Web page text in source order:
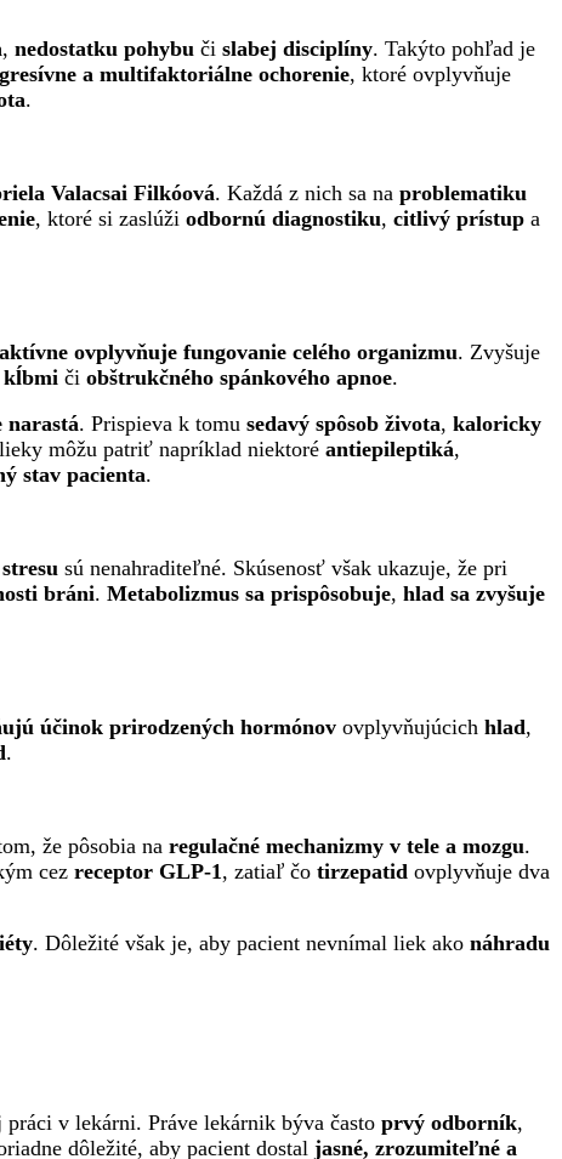
, nedostatku pohybu či slabej disciplíny. Takýto pohľad je
a multifaktoriálne ochorenie, ktoré ovplyvňuje
.
Valacsai Filkóová. Každá z nich sa na problematiku
, ktoré si zaslúži odbornú diagnostiku, citlivý prístup a
aktívne ovplyvňuje fungovanie celého organizmu. Zvyšuje
kĺbmi či obštrukčného spánkového apnoe.
narastá. Prispieva k tomu sedavý spôsob života, kaloricky
môžu patriť napríklad niektoré antiepileptiká,
stav pacienta.
sú nenahraditeľné. Skúsenosť však ukazuje, že pri
bráni. Metabolizmus sa prispôsobuje, hlad sa zvyšuje
účinok prirodzených hormónov ovplyvňujúcich hlad,
.
že pôsobia na regulačné mechanizmy v tele a mozgu.
cez receptor GLP-1 , zatiaľ čo tirzepatid ovplyvňuje dva
. Dôležité však je, aby pacient nevnímal liek ako náhradu
práci v lekárni. Práve lekárnik býva často prvý odborník,
dôležité, aby pacient dostal jasné, zrozumiteľné a